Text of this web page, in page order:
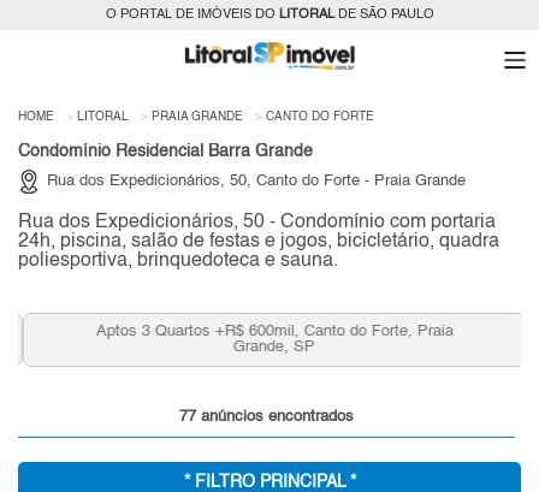
O PORTAL DE IMÓVEIS DO LITORALDE SÃO PAULO
HOME LITORAL PRAIA GRANDE CANTO DO FORTE
Condomínio Residencial Barra Grande
Rua dos Expedicionários, 50, Canto do Forte - Praia Grande
Rua dos Expedicionários, 50 - Condomínio com portaria
24h, piscina, salão de festas e jogos, bicicletário, quadra
poliesportiva, brinquedoteca e sauna.
Aptos 3 Quartos +R$ 600mil, Canto do Forte, Praia
Grande, SP
77 anúncios encontrados
* FILTRO PRINCIPAL *